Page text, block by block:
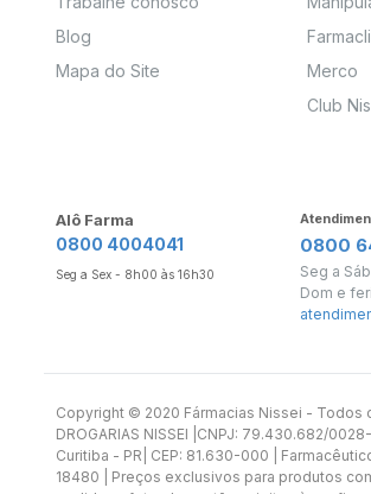
Blog
Mapa do Site
Merco
Club
Alô Farma
0800 4004041
Seg a Sex - 8h00 às 16h30
0800
Seg a
Dom e
Copyright ©️ 2020 Fármacias Nissei - Todos
DROGARIAS NISSEI |CNPJ: 79.430.682/
Curitiba - PR| CEP: 81.630-000 |
18480 | Preços exclusivos para produtos